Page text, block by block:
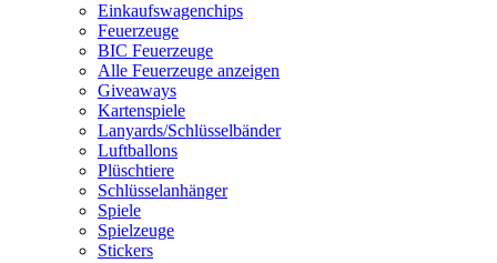
Einkaufswagenchips
Feuerzeuge
BIC Feuerzeuge
Alle Feuerzeuge anzeigen
Giveaways
Kartenspiele
Lanyards/Schlüsselbänder
Luftballons
Plüschtiere
Schlüsselanhänger
Spiele
Spielzeuge
Stickers